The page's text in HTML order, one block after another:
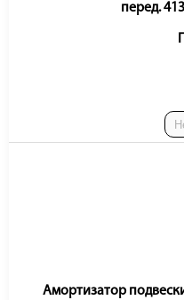
перед.
Амортизатор